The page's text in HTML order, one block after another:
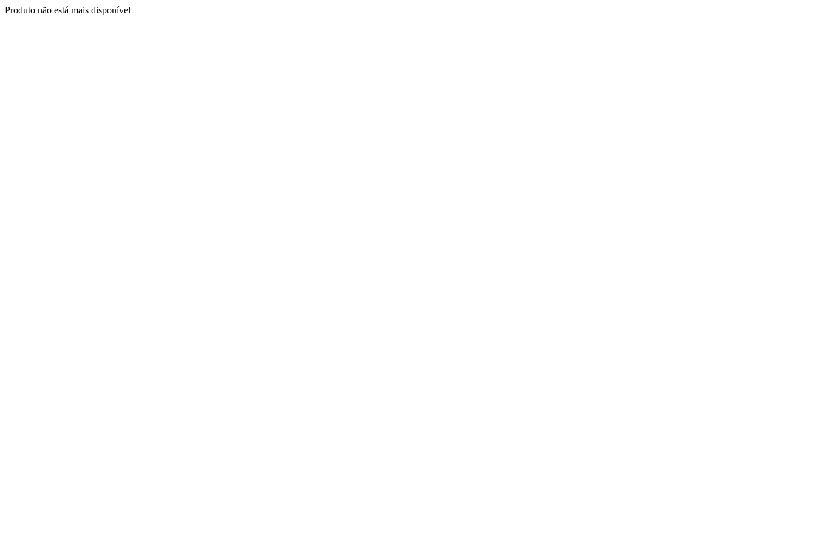
Produto não está mais disponível